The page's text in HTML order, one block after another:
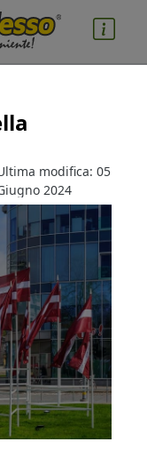
modifica: 05
2024